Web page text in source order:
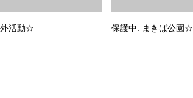
活動☆ 保護中: まきば公園☆